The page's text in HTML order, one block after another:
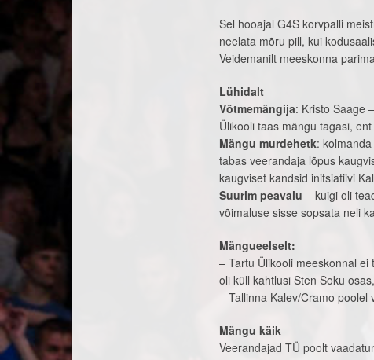
Sel hooajal G4S korvpalli
neelata mõru pill, kui
Veidemanilt meeskonna
Lühidalt
Võtmemängija: Kristo Saage
Ülikooli taas mängu tagasi,
Mängu murdehetk:
tabas veerandaja lõpus
kaugviset kandsid initsiatiivi
Suurim peavalu – kuigi oli
võimaluse sisse sopsata neli
Mängueelselt:
– Tartu Ülikooli meeskonnal
oli küll kahtlusi Sten Soku
– Tallinna Kalev/Cramo poolel
Mängu käik
Veerandajad TÜ poolt